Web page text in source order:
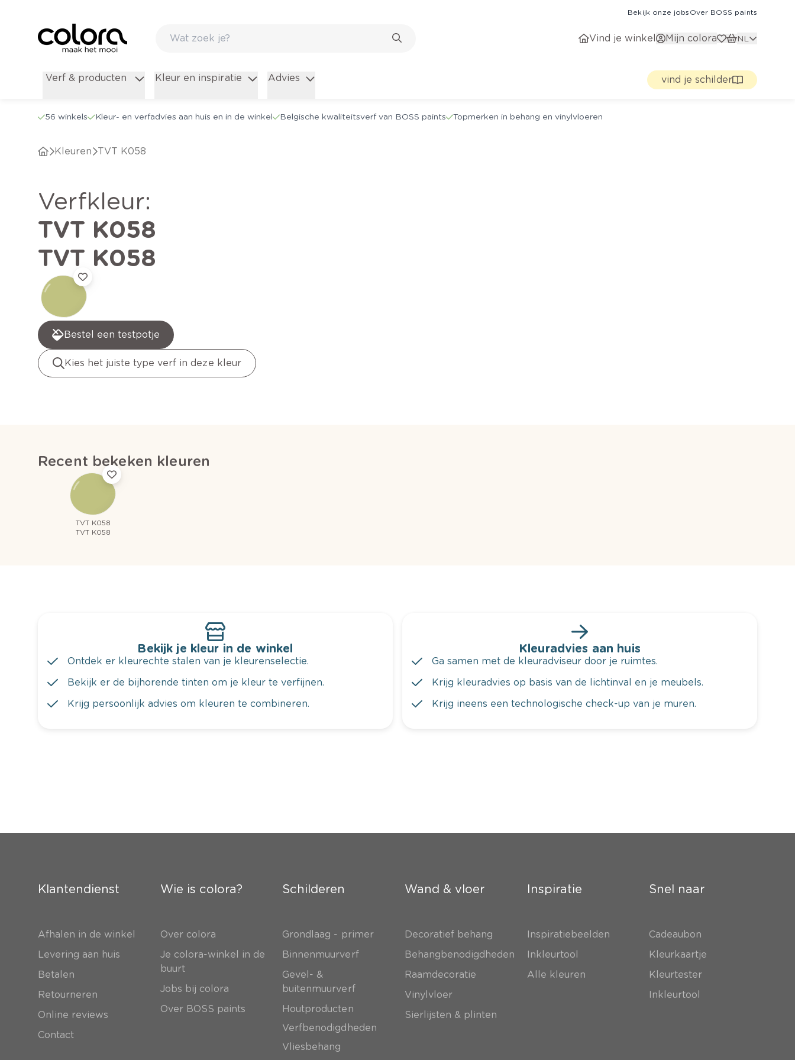
Bekijk onze jobs Over BOSS paints
Vind je winkel Mijn colora NL
Verf & producten Kleur en inspiratie Advies vind je schilder
56 winkels Kleur- en verfadvies aan huis en in de winkel Belgische kwaliteitsverf van BOSS paints Topmerken in behang en vinylvloeren
Kleuren TVT K058
verfkleur:
TVT K058
TVT K058
Bestel een testpotje
Kies het juiste type verf in deze kleur
Recent bekeken kleuren
TVT K058
TVT K058
Bekijk je kleur in de winkel
Ontdek er kleurechte stalen van je kleurenselectie.
Bekijk er de bijhorende tinten om je kleur te verfijnen.
Krijg persoonlijk advies om kleuren te combineren.
Kleuradvies aan huis
Ga samen met de kleuradviseur door je ruimtes.
Krijg kleuradvies op basis van de lichtinval en je meubels.
Krijg ineens een technologische check-up van je muren.
Klantendienst
Afhalen in de winkel
Levering aan huis
Betalen
Retourneren
Online reviews
Contact
Wie is colora?
Over colora
Je colora-winkel in de
buurt
Jobs bij colora
Over BOSS paints
Schilderen
Grondlaag - primer
Binnenmuurverf
Gevel- &
buitenmuurverf
Houtproducten
Verfbenodigdheden
Vliesbehang
Wand & vloer
Decoratief behang
Behangbenodigdheden
Raamdecoratie
Vinylvloer
Sierlijsten & plinten
Inspiratie
Inspiratiebeelden
Inkleurtool
Alle kleuren
Snel naar
Cadeaubon
Kleurkaartje
Kleurtester
Inkleurtool